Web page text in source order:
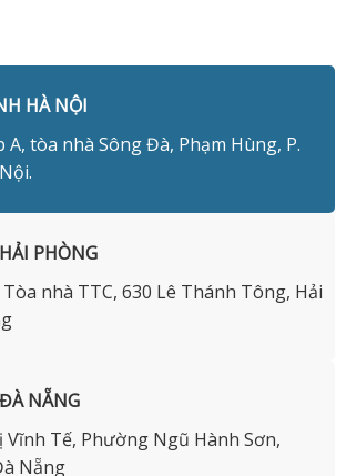
HÀ NỘI
A, tòa nhà Sông Đà, Phạm Hùng, P.
PHÒNG
nhà TTC, 630 Lê Thánh Tông, Hải
NẴNG
Vĩnh Tế, Phường Ngũ Hành Sơn,
Nẵng